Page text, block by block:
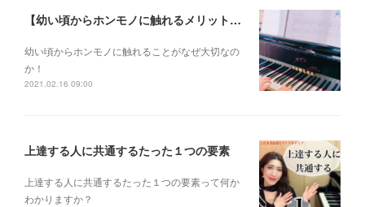
【幼い頃からホンモノに触れるメリットとは？】
幼い頃からホンモノに 触れることがなぜ大切なの
か！
2021.02.16 09:00
上達する人に共通するたった１つの要素
上達する人に共通するたった１つの要素って何か
わかりますか？